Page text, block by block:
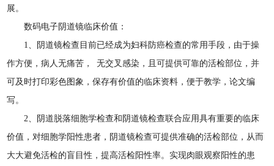
展。
数码电子阴道镜临床价值：
1、阴道镜检查目前已经成为妇科防癌检查的常用手段，由于操
作方便，病人无痛苦， 无交叉感染，且可提供可靠的活检部位，并
可及时打印彩色图象，保存有价值的临床资料，便于教学，论文编
写。
2、阴道脱落细胞学检查和阴道镜检查联合应用具有重要的临床
价值，对细胞学阳性患者，阴道镜检查可提供准确的活检部位，从而
大大避免活检的盲目性，提高活检阳性率。实现肉眼观察阳性的患